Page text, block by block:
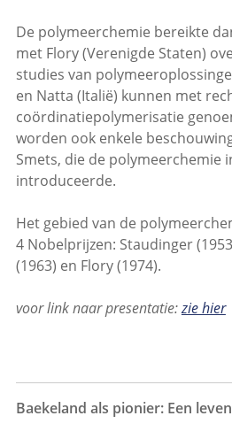
De polymeerchemie bereikte
met Flory (Verenigde Staten)
studies van
en Natta (Italië) kunnen met
coördinatiepolymerisatie
worden ook enkele
Smets, die de polymeerchemie
introduceerde.
Het gebied van de
4 Nobelprijzen: Staudinger
(1963) en Flory (1974).
voor link naar presentatie:zie hier
Baekeland als pionier: Een